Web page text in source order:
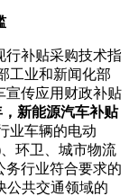
行补贴采购技术指
工业和新闻化部
宣传应用财政补贴
，新能源汽车补贴
业车辆的电动
环卫、城市物流
务行业符合要求的
公共交通领域的